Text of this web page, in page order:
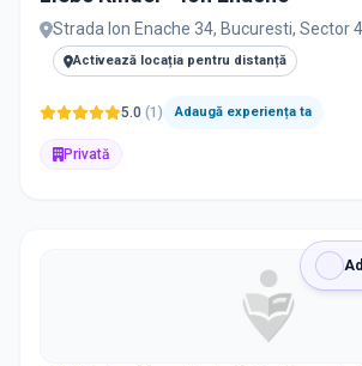
Strada Ion Enache 34, Bucuresti, Sector
Activează locația pentru distanță
5.0 (1 ) Adaugă experiența ta
Privată